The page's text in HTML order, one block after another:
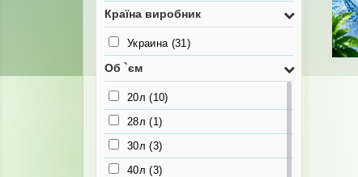
Країна виробник
Украина (31)
Об `єм
20л(10)
28л(1)
30л(3)
40л(3)